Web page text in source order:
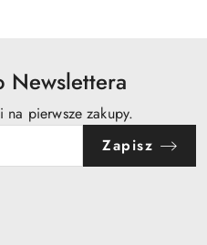
Newslettera
na pierwsze zakupy.
Zapisz